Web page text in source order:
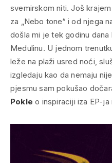
svemirskom niti. Još
za „Nebo tone“i od njega
došla mi je tek godinu dana
Medulinu. U jednom
leže na plaži usred noći,
izgledaju kao da nemaju
pjesmu sam pokušao
Pokle o inspiraciji iza EP-ja